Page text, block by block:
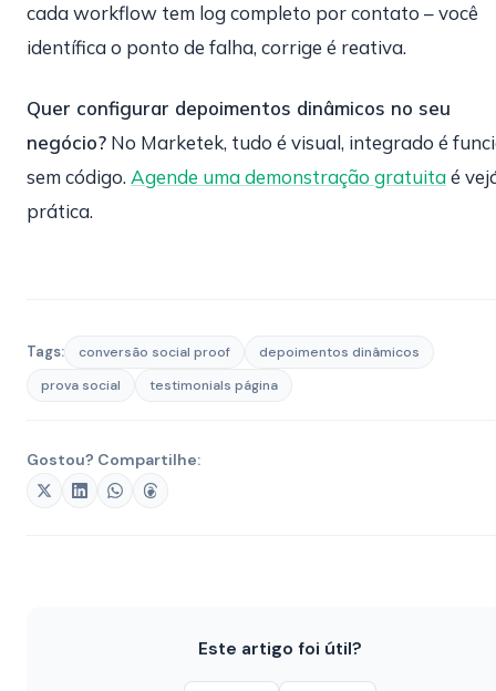
cada workflow tem log completo por contato – você
identífica o ponto de falha, corrige é reativa.
Quer configurar depoimentos dinâmicos no seu
negócio? No Marketek, tudo é visual, integrado é
sem código. Agende uma demonstração gratuitaé
prática.
Tags: conversão social proof
depoimentos dinâmicos
prova social
testimonials página
Gostou? Compartilhe:
Este artigo foi útil?